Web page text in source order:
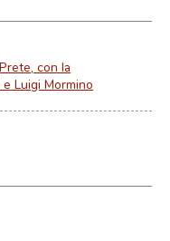
con la
Luigi Mormino